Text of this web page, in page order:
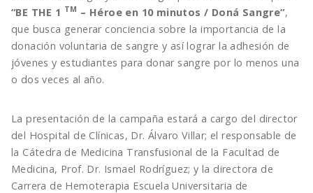
“BE THE 1 TM – Héroe en 10 minutos / Doná Sangre”,
que busca generar conciencia sobre la importancia de la
donación voluntaria de sangre y así lograr la adhesión de
jóvenes y estudiantes para donar sangre por lo menos una
o dos veces al año.
La presentación de la campaña estará a cargo del director
del Hospital de Clínicas, Dr. Álvaro Villar; el responsable de
la Cátedra de Medicina Transfusional de la Facultad de
Medicina, Prof. Dr. Ismael Rodríguez; y la directora de
Carrera de Hemoterapia Escuela Universitaria de